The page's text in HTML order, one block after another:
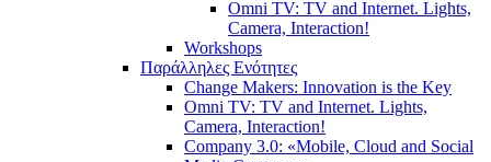
Omni TV: TV and Internet. Lights,
Camera, Interaction!
Workshops
Παράλληλες Ενότητες
Change Makers: Innovation is the Key
Omni TV: TV and Internet. Lights,
Camera, Interaction!
Company 3.0: «Mobile, Cloud and Social